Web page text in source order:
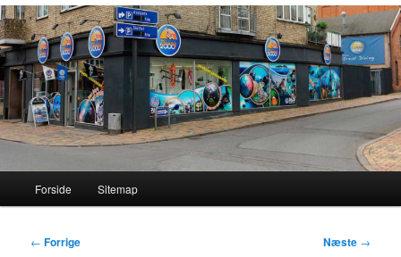
Forside Sitemap
Indlægsnavigation
← Forrige Næste →